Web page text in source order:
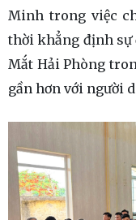
Minh trong việc
thời khẳng định sự
Mắt Hải Phòng
gần hơn với người